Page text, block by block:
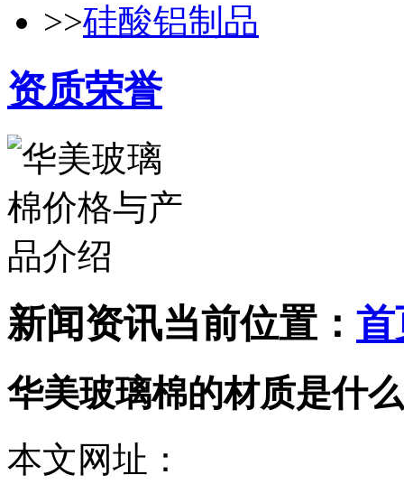
>>硅酸铝制品
资质荣誉
新闻资讯当前位置： 首
华美玻璃棉的材质是什么
本文网址：